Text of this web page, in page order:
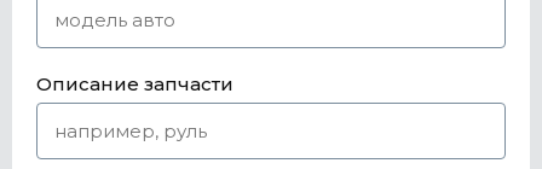
Описание запчасти